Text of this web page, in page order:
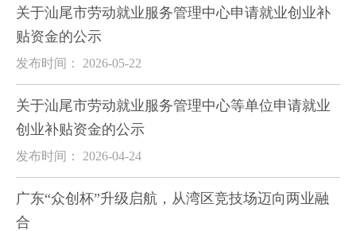
关于汕尾市劳动就业服务管理中心申请就业创业补
贴资金的公示
发布时间： 2026-05-22
关于汕尾市劳动就业服务管理中心等单位申请就业
创业补贴资金的公示
发布时间： 2026-04-24
广东“众创杯”升级启航，从湾区竞技场迈向两业融
合